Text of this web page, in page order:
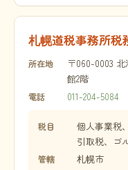
札幌道税事務所税
所在地
〒060-0003
館2階
電話 011-204-5084
税目
個人事業税
引取税、ゴ
管轄 札幌市